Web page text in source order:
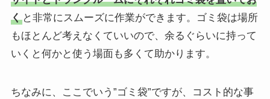
くと非常にスムーズに作業ができます。ゴミ袋は場所
もほとんど考えなくていいので、余るぐらいに持って
いくと何かと使う場面も多くて助かります。
ちなみに、ここでいう”ゴミ袋”ですが、コスト的な事